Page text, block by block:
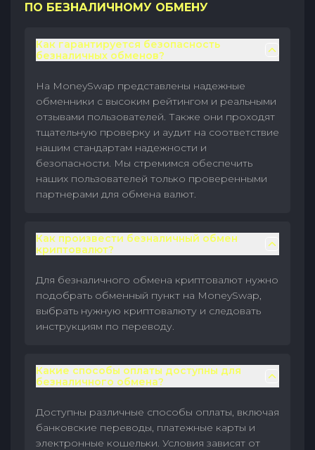
ПО БЕЗНАЛИЧНОМУ ОБМЕНУ
Как гарантируется безопасность
безналичных обменов?
На MoneySwap представлены надежные
обменники с высоким рейтингом и реальными
отзывами пользователей. Также они проходят
тщательную проверку и аудит на соответствие
нашим стандартам надежности и
безопасности. Мы стремимся обеспечить
наших пользователей только проверенными
партнерами для обмена валют.
Как произвести безналичный обмен
криптовалют?
Для безналичного обмена криптовалют нужно
подобрать обменный пункт на MoneySwap,
выбрать нужную криптовалюту и следовать
инструкциям по переводу.
Какие способы оплаты доступны для
безналичного обмена?
Доступны различные способы оплаты, включая
банковские переводы, платежные карты и
электронные кошельки. Условия зависят от